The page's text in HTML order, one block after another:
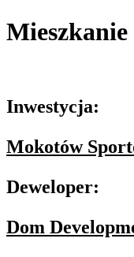
Mieszkanie
Inwestycja:
Mokotów
Deweloper:
Dom